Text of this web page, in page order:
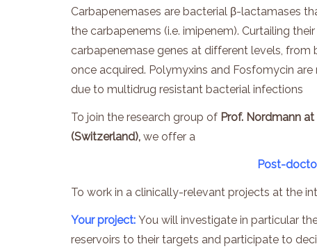
Carbapenemases are bacterial β-lactamases
the carbapenems (i.e. imipenem). Curtailing
carbapenemase genes at different levels, from
once acquired. Polymyxins and Fosfomycin
due to multidrug resistant bacterial infections
To join the research group of Prof. Nordmann at
(Switzerland), we offer a
Post-
To work in a clinically-relevant projects at the
Your project: You will investigate in particular
reservoirs to their targets and participate to